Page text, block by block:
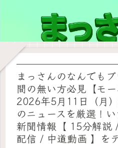
まっさんのなんでも
間の無い方必見【モー
2026年5月11日（月
のニュースを厳選！
新聞情報【 15分解説
配信 / 中道動画 】を